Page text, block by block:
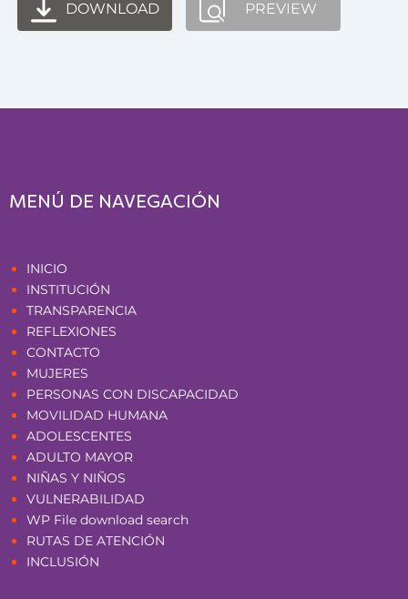
DOWNLOAD PREVIEW
MENÚ DE NAVEGACIÓN
INICIO
INSTITUCIÓN
TRANSPARENCIA
REFLEXIONES
CONTACTO
MUJERES
PERSONAS CON DISCAPACIDAD
MOVILIDAD HUMANA
ADOLESCENTES
ADULTO MAYOR
NIÑAS Y NIÑOS
VULNERABILIDAD
WP File download search
RUTAS DE ATENCIÓN
INCLUSIÓN